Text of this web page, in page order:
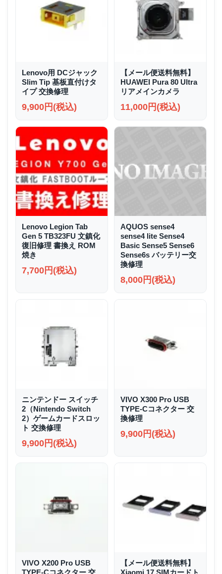
Lenovo用 DCジャック
Slim Tip 基板直付けタ
イプ 交換修理
9,900円(税込)
【メール便送料無料】
HUAWEI Pura 80 Ultra
リアメインカメラ
11,000円(税込)
Lenovo Legion Tab
Gen 5 TB323FU 文鎮化
復旧修理 書換え ROM
焼き
7,700円(税込)
AQUOS sense4
sense4 lite Sense4
Basic Sense5 Sense6
Sense6s バッテリー交
換修理
8,000円(税込)
ニンテンドー スイッチ
2（Nintendo Switch
2）ゲームカードスロッ
ト 交換修理
9,900円(税込)
VIVO X300 Pro USB
TYPE-Cコネクター 交
換修理
9,900円(税込)
VIVO X200 Pro USB
TYPE-Cコネクター 交
【メール便送料無料】
Xiaomi 17 SIMカードト